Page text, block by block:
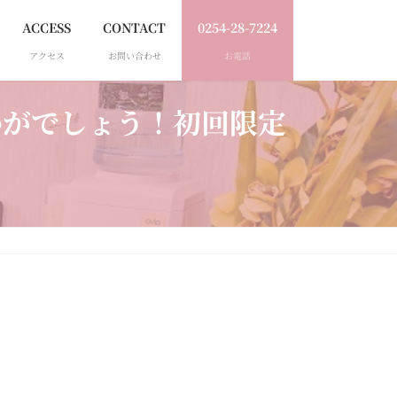
ACCESS
アクセス
CONTACT
お問い合わせ
0254-28-7224
お電話
でしょう！初回限定